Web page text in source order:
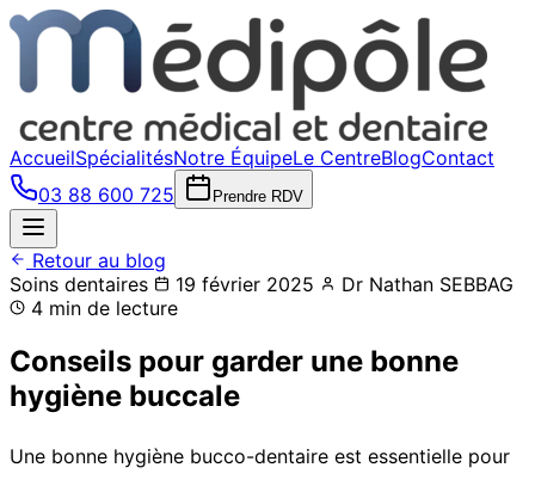
AccueilSpécialitésNotre ÉquipeLe CentreBlogContact
03 88 600 725
Prendre RDV
Retour au blog
Soins dentaires
19 février 2025
Dr Nathan SEBBAG
4 min de lecture
Conseils pour garder une bonne
hygiène buccale
Une bonne hygiène bucco-dentaire est essentielle pour